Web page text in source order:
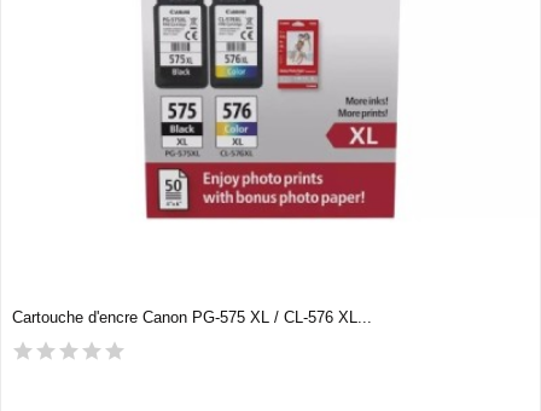
Cartouche d'encre Canon PG-575 XL / CL-576 XL...